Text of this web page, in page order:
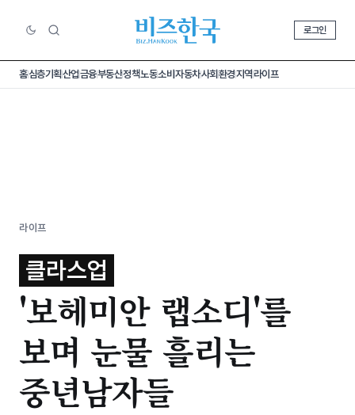
로그인
홈심층기획산업금융부동산정책노동소비 자동차사회환경지역라이프
라이프
클라스업
'보헤미안 랩소디'를
보며 눈물 흘리는
중년남자들